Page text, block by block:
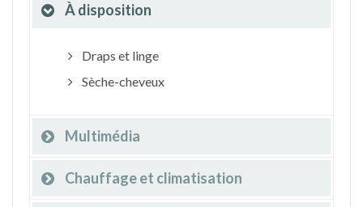
À disposition
Draps et linge
Sèche-cheveux
Multimédia
Chauffage et climatisation